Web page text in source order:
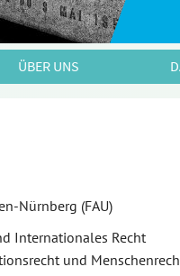
ÜBER UNS
Nürnberg (FAU)
Internationales Recht
und